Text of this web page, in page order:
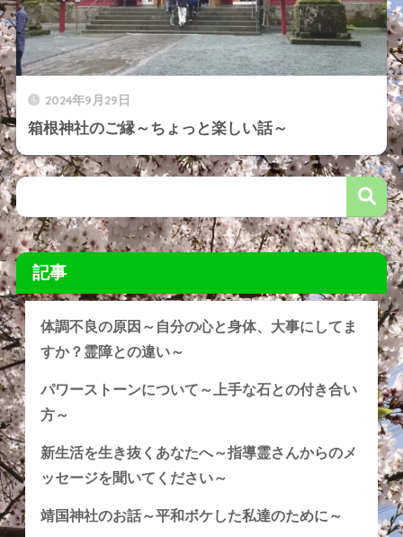
2024年9月29日
箱根神社のご縁～ちょっと楽しい話～
記事
体調不良の原因～自分の心と身体、大事にしてま
すか？霊障との違い～
パワーストーンについて～上手な石との付き合い
方～
新生活を生き抜くあなたへ～指導霊さんからのメ
ッセージを聞いてください～
靖国神社のお話～平和ボケした私達のために～